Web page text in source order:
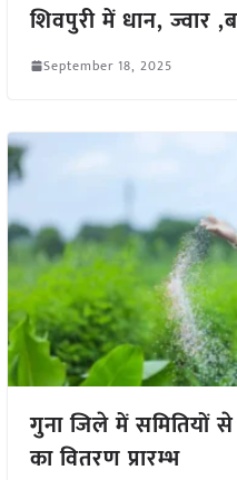
शिवपुरी में धान, ज्वार
September 18, 2025
गुना जिले में समितियों
का वितरण प्रारम्भ